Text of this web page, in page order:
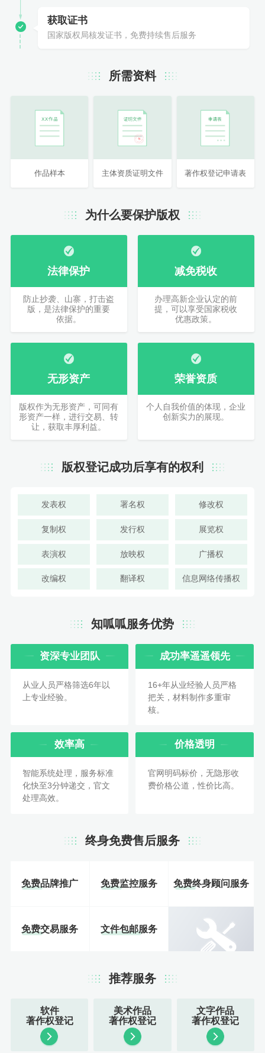
获取证书
国家版权局核发证书，免费持续售后服务
所需资料
作品样本 主体资质证明文件 著作权登记申请表
为什么要保护版权
法律保护
防止抄袭、山寨，打击盗
版，是法律保护的重要
依据。
减免税收
办理高新企业认定的前
提，可以享受国家税收
优惠政策。
无形资产
版权作为无形资产，可同有
形资产一样，进行交易、转
让，获取丰厚利益。
荣誉资质
个人自我价值的体现，企业
创新实力的展现。
版权登记成功后享有的权利
发表权 署名权 修改权
复制权 发行权 展览权
表演权 放映权 广播权
改编权 翻译权 信息网络传播权
知呱呱服务优势
资深专业团队
从业人员严格筛选6年以
上专业经验。
成功率遥遥领先
16+年从业经验人员严格
把关，材料制作多重审
核。
效率高
智能系统处理，服务标准
化快至3分钟递交，官文
处理高效。
价格透明
官网明码标价，无隐形收
费价格公道，性价比高。
终身免费售后服务
免费品牌推广 免费监控服务 免费终身顾问服务
免费交易服务 文件包邮服务
推荐服务
软件
著作权登记
美术作品
著作权登记
文字作品
著作权登记